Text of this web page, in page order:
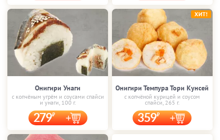
Онигири Унаги
с копчёным угрём и соусами спайси
и унаги, 100 г.
279
Онигири Темпура Тори Кунсей
с копчёной курицей и соусом
спайси, 265 г.
359
ХИТ!